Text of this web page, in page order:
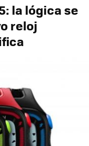
la lógica se
reloj